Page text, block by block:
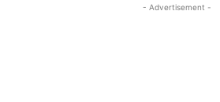
- Advertisement -